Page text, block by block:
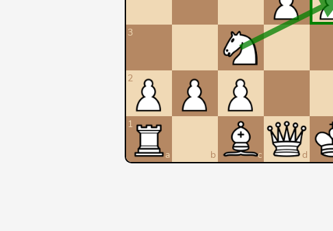
3
2
a
1
b c d